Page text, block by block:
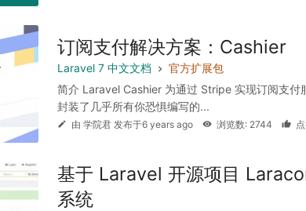
订阅支付解决方案：Cashier
Laravel 7 中文文档
官方扩展包
简介 Laravel Cashier 为通过 Stripe 实现订阅支付
封装了几乎所有你恐惧编写的...
由 学院君 发布于6 years ago 浏览数: 2744
基于 Laravel 开源项目
系统